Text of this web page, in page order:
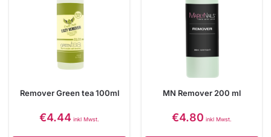
Remover Green tea 100ml
€4.44 inkl Mwst.
MN Remover 200 ml
€4.80 inkl Mwst.